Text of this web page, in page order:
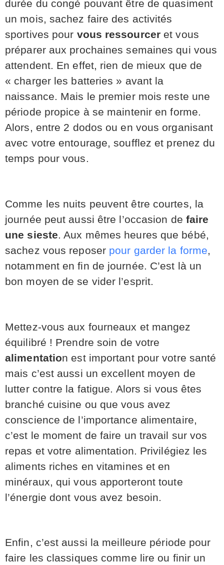
durée du congé pouvant être de quasiment
un mois, sachez faire des activités
sportives pour vous ressourcer et vous
préparer aux prochaines semaines qui vous
attendent. En effet, rien de mieux que de
« charger les batteries » avant la
naissance. Mais le premier mois reste une
période propice à se maintenir en forme.
Alors, entre 2 dodos ou en vous organisant
avec votre entourage, soufflez et prenez du
temps pour vous.
Comme les nuits peuvent être courtes, la
journée peut aussi être l’occasion de faire
une sieste. Aux mêmes heures que bébé,
sachez vous reposer pour garder la forme,
notamment en fin de journée. C’est là un
bon moyen de se vider l’esprit.
Mettez-vous aux fourneaux et mangez
équilibré ! Prendre soin de votre
alimentation est important pour votre santé
mais c’est aussi un excellent moyen de
lutter contre la fatigue. Alors si vous êtes
branché cuisine ou que vous avez
conscience de l’importance alimentaire,
c’est le moment de faire un travail sur vos
repas et votre alimentation. Privilégiez les
aliments riches en vitamines et en
minéraux, qui vous apporteront toute
l’énergie dont vous avez besoin.
Enfin, c’est aussi la meilleure période pour
faire les classiques comme lire ou finir un